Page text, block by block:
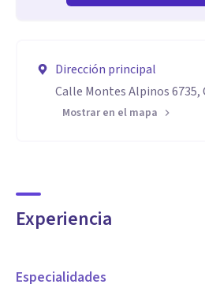
Dirección principal
Calle Montes Alpinos 6735,
Mostrar en el mapa
Experiencia
Especialidades